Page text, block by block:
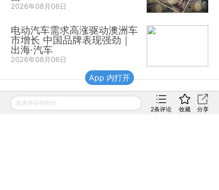
2026年08月06日
电动汽车需求高涨驱动澳洲车
市增长 中国品牌表现强劲｜
出海·汽车
2026年08月06日
财新移动
发表评论得积分
2条评论 收藏 分享
App 内打开